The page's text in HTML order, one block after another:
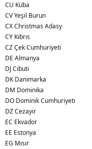
CU Küba
CV Yeşil Burun
CX Christmas Adasy
CY Kıbrıs
CZ Çek Cumhuriyeti
DE Almanya
DJ Cibuti
DK Danimarka
DM Dominika
DO Dominik Cumhuriyeti
DZ Cezayir
EC Ekvador
EE Estonya
EG Mısır